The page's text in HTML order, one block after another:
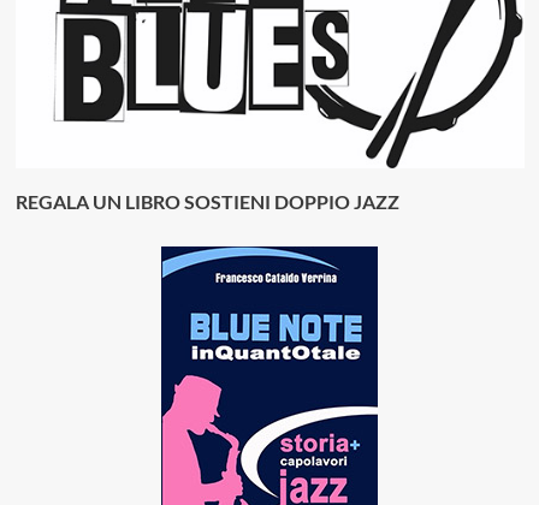
REGALA UN LIBRO SOSTIENI DOPPIO JAZZ